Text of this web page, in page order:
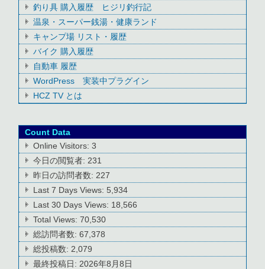
釣り具 購入履歴 ヒジリ釣行記
温泉・スーパー銭湯・健康ランド
キャンプ場 リスト・履歴
バイク 購入履歴
自動車 履歴
WordPress 実装中プラグイン
HCZ TV とは
Count Data
Online Visitors:3
今日の閲覧者: 231
昨日の訪問者数: 227
Last 7 Days Views: 5,934
Last 30 Days Views: 18,566
Total Views:70,530
総訪問者数:67,378
総投稿数: 2,079
最終投稿日: 2026年8月8日